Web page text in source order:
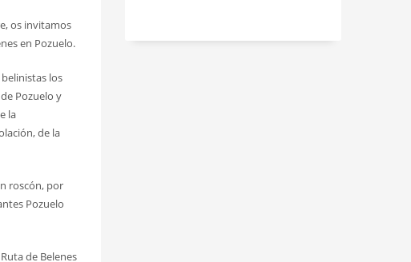
os invitamos
en Pozuelo.
los
Pozuelo y
la
de la
roscón, por
Pozuelo
de Belenes